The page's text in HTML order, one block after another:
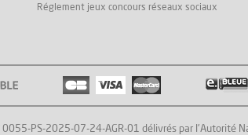
Réglement jeux concours réseaux sociaux
PS-2025-07-24-AGR-01 délivrés par l'Autorité